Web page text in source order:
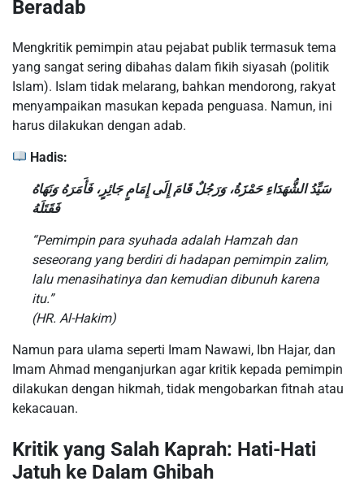
Beradab
Mengkritik pemimpin atau pejabat publik termasuk tema
yang sangat sering dibahas dalam fikih siyasah (politik
Islam). Islam tidak melarang, bahkan mendorong, rakyat
menyampaikan masukan kepada penguasa. Namun, ini
harus dilakukan dengan adab.
Hadis:
سَيِّدُ الشُّهَدَاءِ حَمْزَةُ، وَرَجُلٌ قَامَ إِلَى إِمَامٍ جَائِرٍ، فَأَمَرَهُ وَنَهَاهُ
فَقَتَلَهُ
“Pemimpin para syuhada adalah Hamzah dan
seseorang yang berdiri di hadapan pemimpin zalim,
lalu menasihatinya dan kemudian dibunuh karena
itu.”
(HR. Al-Hakim)
Namun para ulama seperti Imam Nawawi, Ibn Hajar, dan
Imam Ahmad menganjurkan agar kritik kepada pemimpin
dilakukan dengan hikmah, tidak mengobarkan fitnah atau
kekacauan.
Kritik yang Salah Kaprah: Hati-Hati
Jatuh ke Dalam Ghibah